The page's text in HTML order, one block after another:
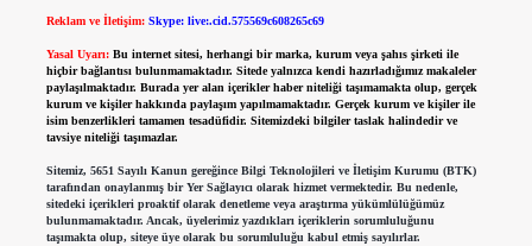
Reklam ve İletişim: Skype: live:.cid.575569c608265c69
Yasal Uyarı: Bu internet sitesi, herhangi bir marka, kurum veya şahıs şirketi ile
hiçbir bağlantısı bulunmamaktadır. Sitede yalnızca kendi hazırladığımız makaleler
paylaşılmaktadır. Burada yer alan içerikler haber niteliği taşımamakta olup, gerçek
kurum ve kişiler hakkında paylaşım yapılmamaktadır. Gerçek kurum ve kişiler ile
isim benzerlikleri tamamen tesadüfidir. Sitemizdeki bilgiler taslak halindedir ve
tavsiye niteliği taşımazlar.
Sitemiz, 5651 Sayılı Kanun gereğince Bilgi Teknolojileri ve İletişim Kurumu (BTK)
tarafından onaylanmış bir Yer Sağlayıcı olarak hizmet vermektedir. Bu nedenle,
sitedeki içerikleri proaktif olarak denetleme veya araştırma yükümlülüğümüz
bulunmamaktadır. Ancak, üyelerimiz yazdıkları içeriklerin sorumluluğunu
taşımakta olup, siteye üye olarak bu sorumluluğu kabul etmiş sayılırlar.